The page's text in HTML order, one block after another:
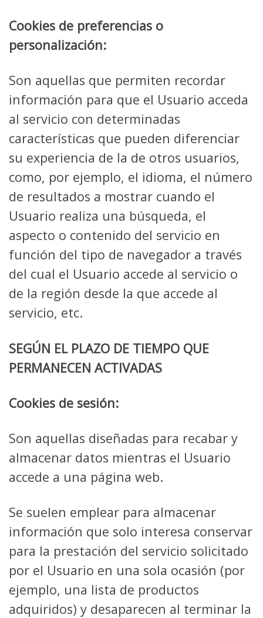
Cookies de preferencias o
personalización:
Son aquellas que permiten recordar
información para que el Usuario acceda
al servicio con determinadas
características que pueden diferenciar
su experiencia de la de otros usuarios,
como, por ejemplo, el idioma, el número
de resultados a mostrar cuando el
Usuario realiza una búsqueda, el
aspecto o contenido del servicio en
función del tipo de navegador a través
del cual el Usuario accede al servicio o
de la región desde la que accede al
servicio, etc.
SEGÚN EL PLAZO DE TIEMPO QUE
PERMANECEN ACTIVADAS
Cookies de sesión:
Son aquellas diseñadas para recabar y
almacenar datos mientras el Usuario
accede a una página web.
Se suelen emplear para almacenar
información que solo interesa conservar
para la prestación del servicio solicitado
por el Usuario en una sola ocasión (por
ejemplo, una lista de productos
adquiridos) y desaparecen al terminar la